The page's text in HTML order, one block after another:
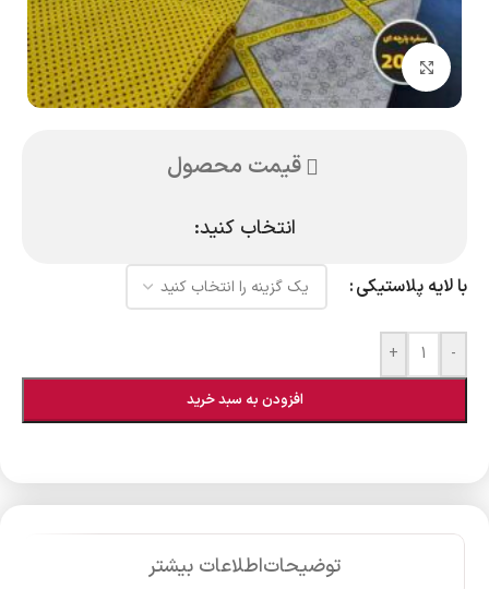
بزرگنمایی تصویر
قیمت محصول
انتخاب کنید:
با لایه پلاستیکی
-
+
افزودن به سبد خرید
توضیحاتاطلاعات بیشتر